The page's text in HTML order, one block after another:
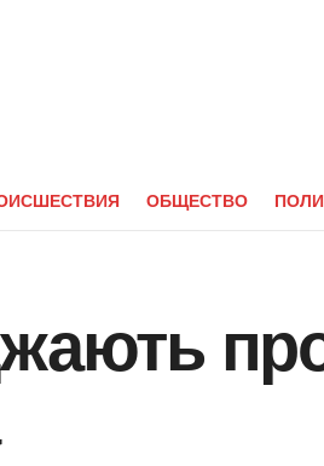
ОБЩЕСТВО